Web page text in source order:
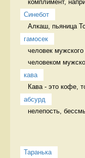
комплимент,
Синебот
Алкаш, пьяница
гамосек
человек
человеком
кава
Кава - это кофе,
абсурд
нелепость,
Таранька